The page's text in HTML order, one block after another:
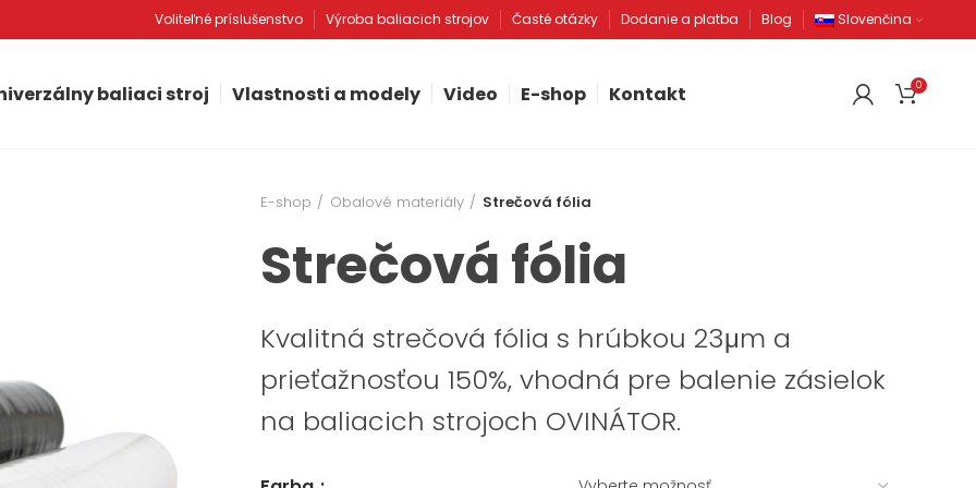
Voliteľné príslušenstvo Výroba baliacich strojov Časté otázky Dodanie a platba Blog Slovenčina
baliaci stroj Vlastnosti a modely Video E-shop Kontakt 0
E-shop Obalové materiály Strečová fólia
Strečová fólia
Kvalitná strečová fólia s hrúbkou 23μm a
prieťažnosťou 150%, vhodná pre balenie zásielok
na baliacich strojoch OVINÁTOR.